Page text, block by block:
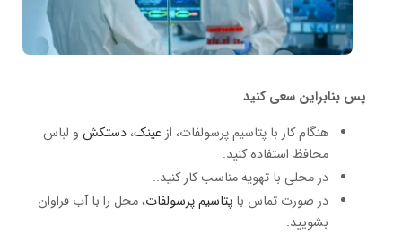
پس بنابراین سعی کنید
هنگام کار با پتاسیم پرسولفات، از عینک،دستکش و لباس
محافظ استفاده کنید.
در محلی با تهویه مناسب کار کنید..
در صورت تماس با پتاسیم پرسولفات، محل را با آب فراوان
بشویید.